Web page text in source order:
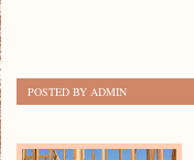
POSTED BY ADMIN